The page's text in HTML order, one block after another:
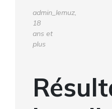
admin_lemuz,
18
ans et
plus